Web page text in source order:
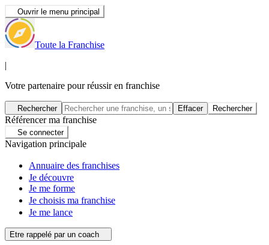
Ouvrir le menu principal
Toute la Franchise
|
Votre partenaire pour réussir en franchise
Rechercher Effacer Rechercher
Référencer ma franchise
Se connecter
Navigation principale
Annuaire des franchises
Je découvre
Je me forme
Je choisis ma franchise
Je me lance
Etre rappelé par un coach